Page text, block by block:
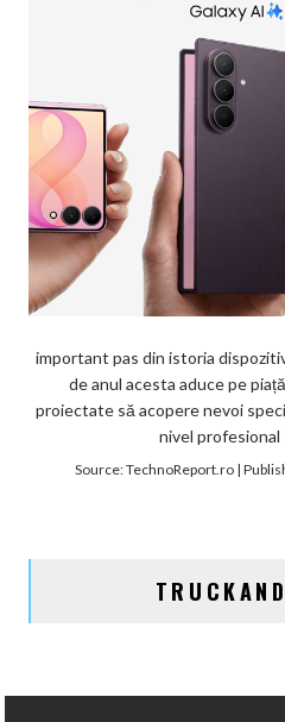
important pas din istoria
de anul acesta aduce pe
proiectate să acopere nevoi
nivel profesional
Source:TechnoReport.ro|